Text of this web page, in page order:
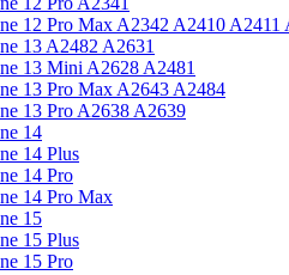
12 Pro Max A2342 A2410 A2411
13 A2482 A2631
13 Mini A2628 A2481
13 Pro Max A2643 A2484
13 Pro A2638 A2639
14
14 Plus
14 Pro
14 Pro Max
15
15 Plus
15 Pro